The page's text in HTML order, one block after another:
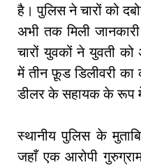
है। पुलिस ने चारों को
अभी तक मिली
चारों युवकों ने युवती को
में तीन फ़ूड डिलीवरी
डीलर के सहायक के रूप
स्थानीय पुलिस के
जहाँ एक आरोपी